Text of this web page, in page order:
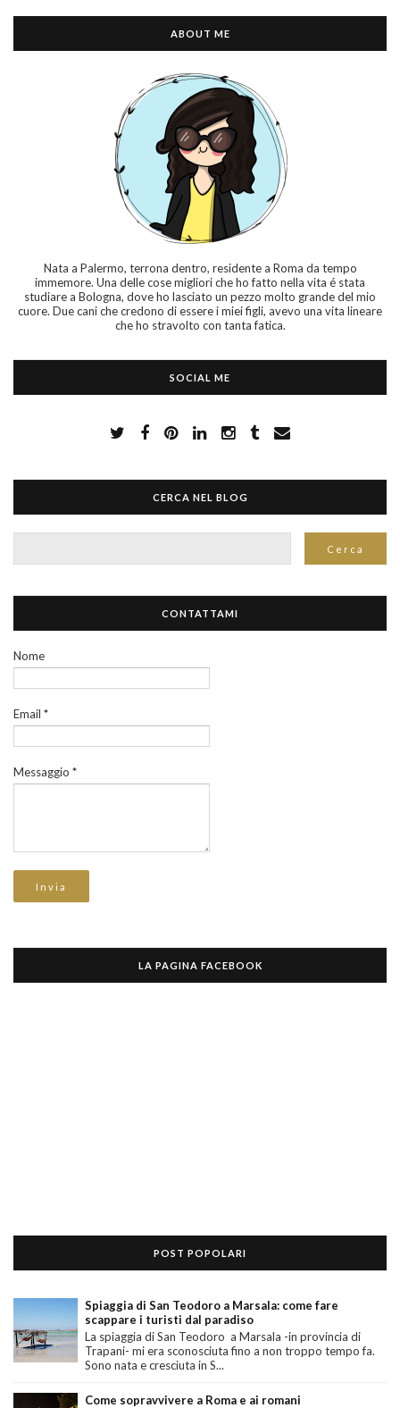
ABOUT ME
Nata a Palermo, terrona dentro, residente a Roma da tempo
immemore. Una delle cose migliori che ho fatto nella vita é stata
studiare a Bologna, dove ho lasciato un pezzo molto grande del mio
cuore. Due cani che credono di essere i miei figli, avevo una vita lineare
che ho stravolto con tanta fatica.
SOCIAL ME
CERCA NEL BLOG
CONTATTAMI
Nome
Email *
Messaggio *
LA PAGINA FACEBOOK
POST POPOLARI
Spiaggia di San Teodoro a Marsala: come fare
scappare i turisti dal paradiso
La spiaggia di San Teodoro a Marsala -in provincia di
Trapani- mi era sconosciuta fino a non troppo tempo fa.
Sono nata e cresciuta in S...
Come sopravvivere a Roma e ai romani